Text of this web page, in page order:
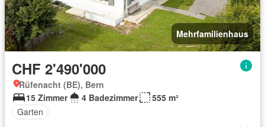
Mehrfamilienhaus
CHF 2'490'000
Rüfenacht (BE), Bern
15 Zimmer
4 Badezimmer
555 m²
Garten